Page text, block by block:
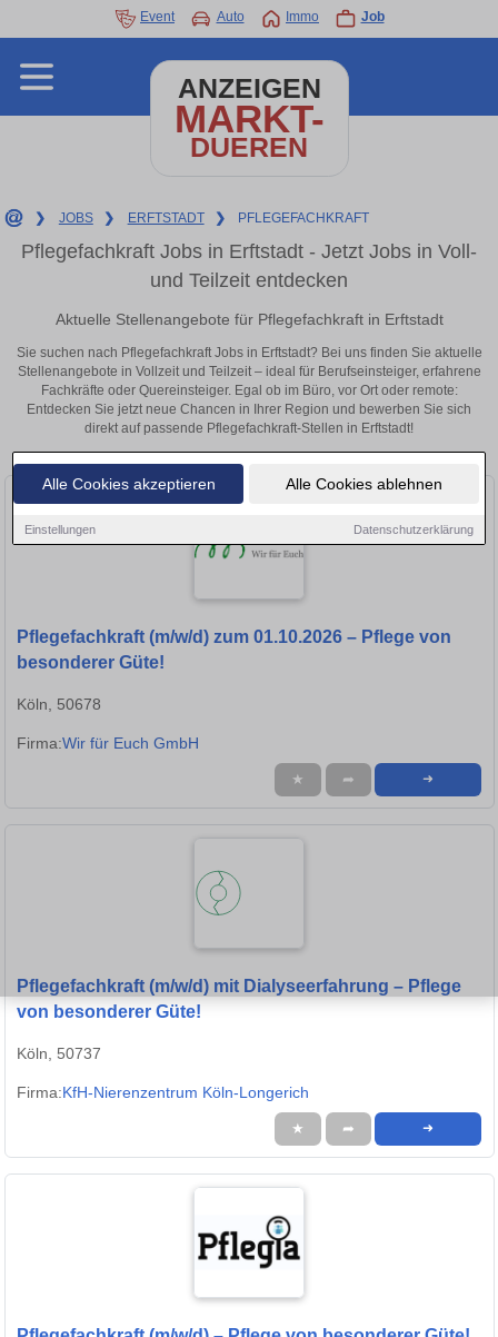
Alle Cookies akzeptieren Alle Cookies ablehnen
Einstellungen Datenschutzerklärung
Event Auto Immo Job
ANZEIGEN
MARKT-
DUEREN
❯ JOBS ❯ ERFTSTADT ❯ PFLEGEFACHKRAFT
Pflegefachkraft Jobs in Erftstadt - Jetzt Jobs in Voll-
und Teilzeit entdecken
Aktuelle Stellenangebote für Pflegefachkraft in Erftstadt
Sie suchen nach Pflegefachkraft Jobs in Erftstadt? Bei uns finden Sie aktuelle
Stellenangebote in Vollzeit und Teilzeit – ideal für Berufseinsteiger, erfahrene
Fachkräfte oder Quereinsteiger. Egal ob im Büro, vor Ort oder remote:
Entdecken Sie jetzt neue Chancen in Ihrer Region und bewerben Sie sich
direkt auf passende Pflegefachkraft-Stellen in Erftstadt!
Pflegefachkraft (m/w/d) zum 01.10.2026 – Pflege von
besonderer Güte!
Köln, 50678
Firma:Wir für Euch GmbH
★ ➦ ➜
Pflegefachkraft (m/w/d) mit Dialyseerfahrung – Pflege
von besonderer Güte!
Köln, 50737
Firma:KfH-Nierenzentrum Köln-Longerich
★ ➦ ➜